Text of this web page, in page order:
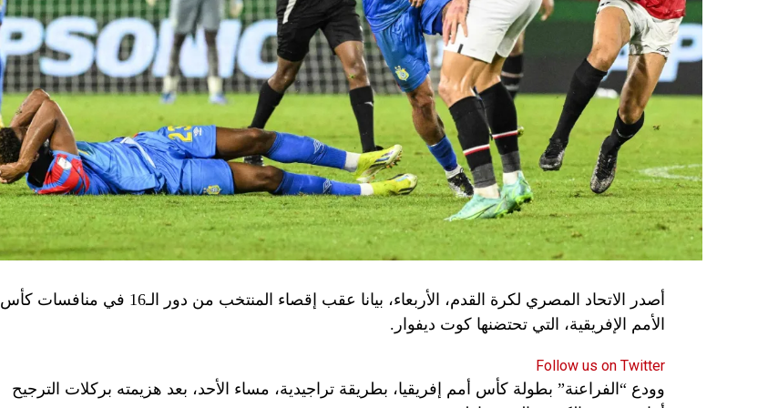
أصدر الاتحاد المصري لكرة القدم، الأربعاء، بيانا عقب إقصاء المنتخب من دور الـ16 في منافسات كأس
الأمم الإفريقية، التي تحتضنها كوت ديفوار.
Follow us on Twitter
وودع “الفراعنة” بطولة كأس أمم إفريقيا، بطريقة تراجيدية، مساء الأحد، بعد هزيمته بركلات الترجيح